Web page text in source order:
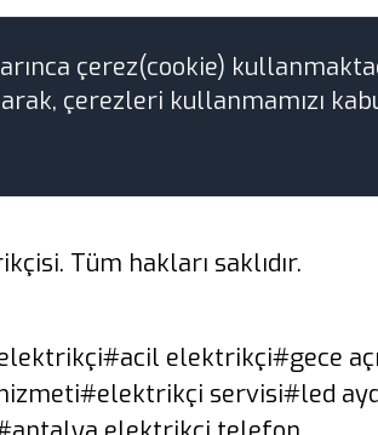
çerez(cookie)
çerezleri kullanmamızı
Tüm hakları saklıdır.
#acil elektrikçi#gece
#elektrikçi servisi#led